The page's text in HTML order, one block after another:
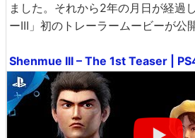
ました。それから2年の月日が経過
ーIII」初のトレーラームービーが公
Shenmue III – The 1st Teaser |